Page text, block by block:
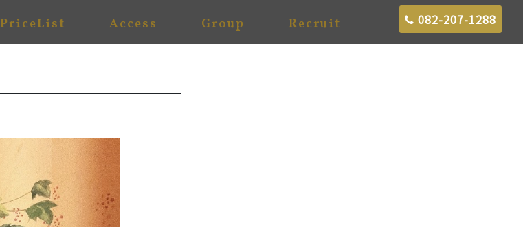
PriceList Access Group Recruit 082-207-1288